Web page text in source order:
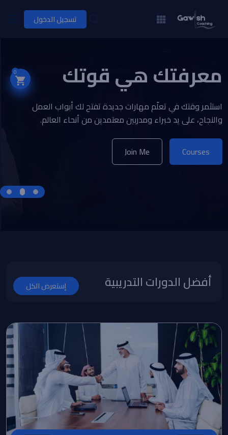
تسجيل الدخول
0 معرفتك هي قوتك
استثمر وقتك في تعلّم مهارات جديدة تفتح لك أبواب العمل
والنجاح، على يد خبراء ومدربين معتمدين من أنحاء العالم.
Courses
Join Me
أفضل الدورات التدريبية إستعرض الكل